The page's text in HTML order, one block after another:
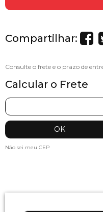
Compartilhar:
Calcular o Frete
Não sei meu CEP